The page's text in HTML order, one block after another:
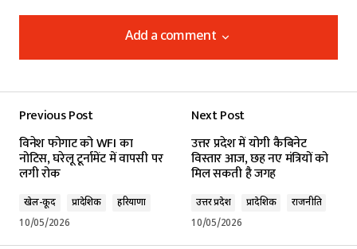
Add a comment
Add a comment
Required fields are marked*
Previous Post
विनेश फोगाट को WFI का
नोटिस, घरेलू टूर्नामेंट में वापसी पर
लगी रोक
खेल-कूद प्रादेशिक
हरियाणा
10/05/2026
Next Post
उत्तर प्रदेश में योगी कैबिनेट
विस्तार आज, छह नए मंत्रियों को
मिल सकती है जगह
उत्तर प्रदेश प्रादेशिक
राजनीति
10/05/2026